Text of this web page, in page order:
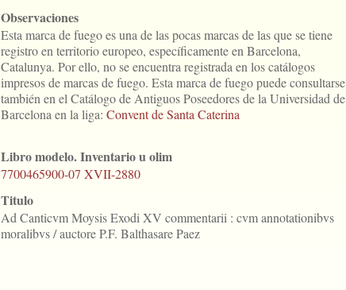
Observaciones
Esta marca de fuego es una de las pocas marcas de las que se tiene
registro en territorio europeo, específicamente en Barcelona,
Catalunya. Por ello, no se encuentra registrada en los catálogos
impresos de marcas de fuego. Esta marca de fuego puede consultarse
también en el Catálogo de Antiguos Poseedores de la Universidad de
Barcelona en la liga: Convent de Santa Caterina
Libro modelo. Inventario u olim
7700465900-07 XVII-2880
Titulo
Ad Canticvm Moysis Exodi XV commentarii : cvm annotationibvs
moralibvs / auctore P.F. Balthasare Paez